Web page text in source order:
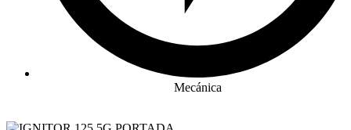
Mecánica